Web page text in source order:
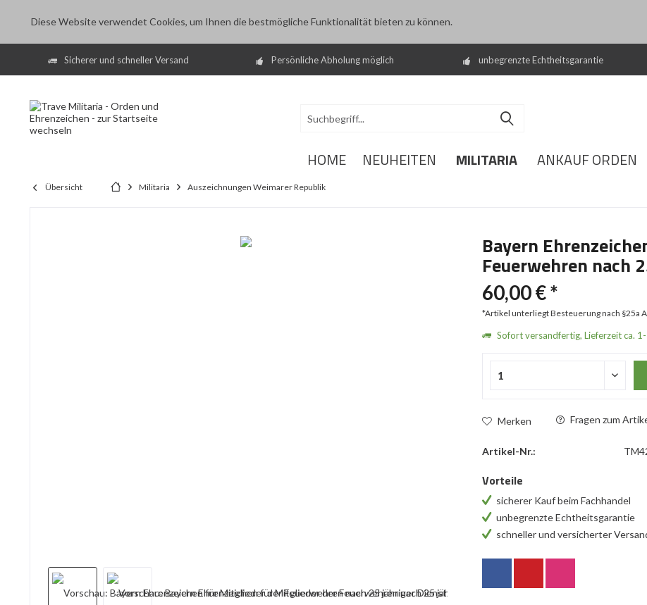
Diese Website verwendet Cookies, um Ihnen die bestmögliche Funktionalität bieten zu können.
Sicherer und schneller Versand Persönliche Abholung möglich unbegrenzte Echtheitsgarantie
HOME NEUHEITEN MILITARIA ANKAUF ORDEN
Übersicht Militaria Auszeichnungen Weimarer Republik
Bayern
Feuerwehren nach
60,00 € *
*Artikel unterliegt Besteuerung nach §25a
Sofort versandfertig, Lieferzeit ca. 1-
Merken Fragen zum
Artikel-Nr.:
Vorteile
sicherer Kauf beim Fachhandel
unbegrenzte Echtheitsgarantie
schneller und versicherter